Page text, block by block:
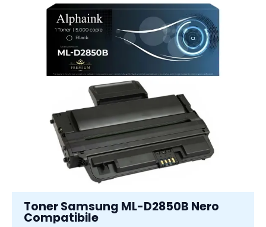
Toner Samsung ML-D2850B Nero
Compatibile